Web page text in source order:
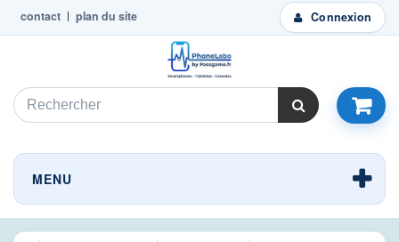
Connexion
contact plan du site
MENU